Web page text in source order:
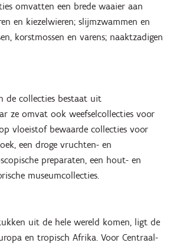
omvatten een brede waaier aan
en kiezelwieren; slijmzwammen en
korstmossen en varens; naaktzadigen
de collecties bestaat uit
ze omvat ook weefselcollecties voor
vloeistof bewaarde collecties voor
een droge vruchten- en
preparaten, een hout- en
museumcollecties.
uit de hele wereld komen, ligt de
en tropisch Afrika. Voor Centraal-